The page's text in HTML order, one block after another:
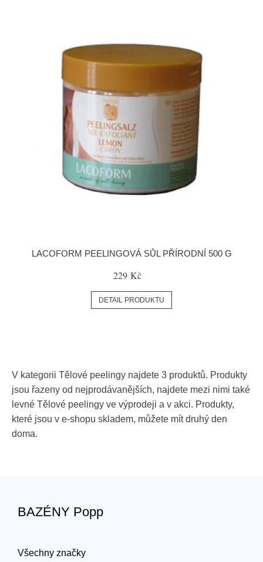
LACOFORM PEELINGOVÁ SŮL PŘÍRODNÍ 500 G
229 Kč
DETAIL PRODUKTU
V kategorii Tělové peelingy najdete 3 produktů. Produkty
jsou řazeny od nejprodávanějších, najdete mezi nimi také
levné Tělové peelingy ve výprodeji a v akci. Produkty,
které jsou v e-shopu skladem, můžete mít druhý den
doma.
BAZÉNY Popp
Všechny značky